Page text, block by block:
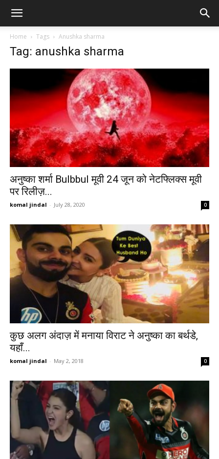
Home Tags Anushka sharma
Tag: anushka sharma
अनुष्का शर्मा Bulbbul मूवी 24 जून को नेटफ्लिक्स मूवी
पर रिलीज़...
komal jindal - July 28, 2020 0
कुछ अलग अंदाज़ में मनाया विराट ने अनुष्का का बर्थडे,
यहाँ...
komal jindal - May 2, 2018 0